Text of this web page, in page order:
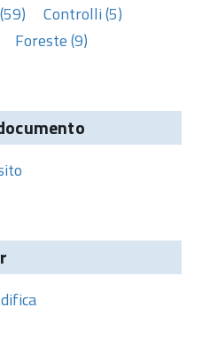
Controlli (5)
Foreste (9)